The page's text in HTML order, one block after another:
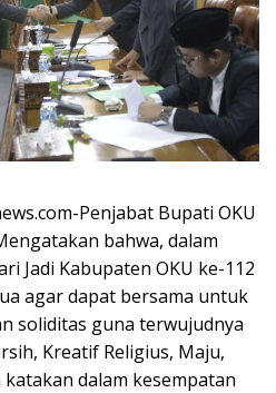
Penjabat Bupati OKU
bahwa, dalam
Jadi Kabupaten OKU ke-112
agar dapat bersama untuk
soliditas guna terwujudnya
Kreatif Religius, Maju,
dalam kesempatan